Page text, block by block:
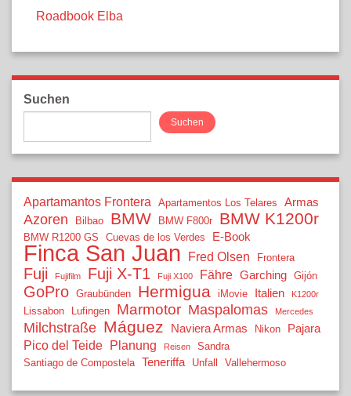
Roadbook Elba
Suchen
Suchen
Apartamantos Frontera Apartamentos Los Telares Armas
Azoren Bilbao BMW BMW F800r BMW K1200r
BMW R1200 GS Cuevas de los Verdes E-Book
Finca San Juan Fred Olsen Frontera
Fuji Fujifilm Fuji X-T1 Fuji X100 Fähre Garching Gijón
GoPro Graubünden Hermigua iMovie Italien K1200r
Lissabon Lufingen Marmotor Maspalomas Mercedes
Milchstraße Máguez Naviera Armas Nikon Pajara
Pico del Teide Planung Reisen
Sandra
Santiago de Compostela Teneriffa Unfall Vallehermoso